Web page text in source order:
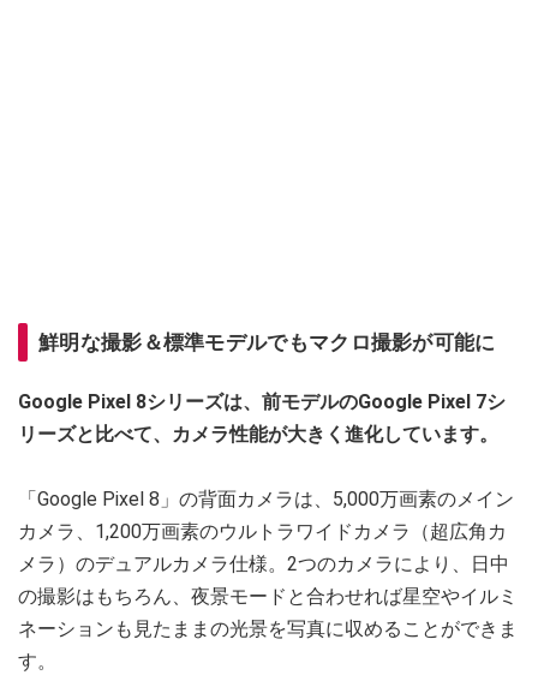
鮮明な撮影＆標準モデルでもマクロ撮影が可能に
Google Pixel 8シリーズは、前モデルのGoogle Pixel 7シ
リーズと比べて、カメラ性能が大きく進化しています。
「Google Pixel 8」の背面カメラは、5,000万画素のメイン
カメラ、1,200万画素のウルトラワイドカメラ（超広角カ
メラ）のデュアルカメラ仕様。2つのカメラにより、日中
の撮影はもちろん、夜景モードと合わせれば星空やイルミ
ネーションも見たままの光景を写真に収めることができま
す。